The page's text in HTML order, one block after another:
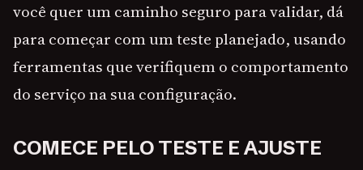
você quer um caminho seguro para validar, dá
para começar com um teste planejado, usando
ferramentas que verifiquem o comportamento
do serviço na sua configuração.
COMECE PELO TESTE E AJUSTE